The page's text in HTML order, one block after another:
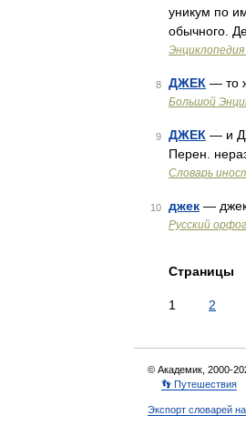
уникум по
обычного.
Энциклопедия
8 ДЖЕК — то
Большой
9 ДЖЕК — и
Перен.
Словарь
10 джек —
Русский
Страницы
1 2
© Академик, 2000-
👣 Путешествия
Экспорт словарей